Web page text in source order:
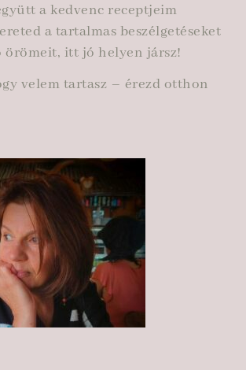
a kedvenc receptjeim
a tartalmas beszélgetéseket
örömeit, itt jó helyen jársz!
velem tartasz – érezd otthon